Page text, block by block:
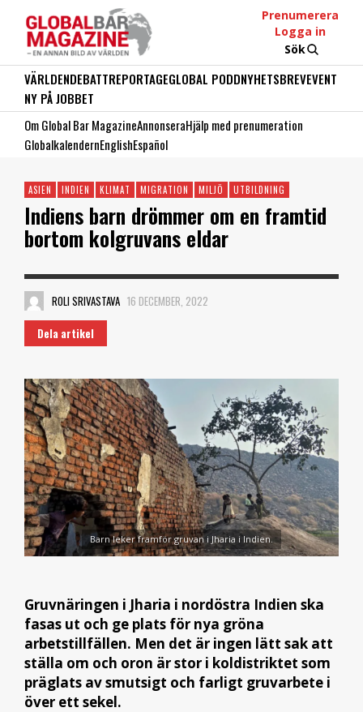
Prenumerera
Logga in
Sök
VÄRLDENDEBATTREPORTAGEGLOBAL PODDNYHETSBREVEVENT
NY PÅ JOBBET
Om Global Bar MagazineAnnonseraHjälp med prenumeration
GlobalkalendernEnglishEspañol
ASIEN INDIEN KLIMAT MIGRATION MILJÖ UTBILDNING
Indiens barn drömmer om en framtid
bortom kolgruvans eldar
ROLI SRIVASTAVA 16 DECEMBER, 2022
Dela artikel
Barn leker framför gruvan i Jharia i Indien.
Gruvnäringen i Jharia i nordöstra Indien ska
fasas ut och ge plats för nya gröna
arbetstillfällen. Men det är ingen lätt sak att
ställa om och oron är stor i koldistriktet som
präglats av smutsigt och farligt gruvarbete i
över ett sekel.